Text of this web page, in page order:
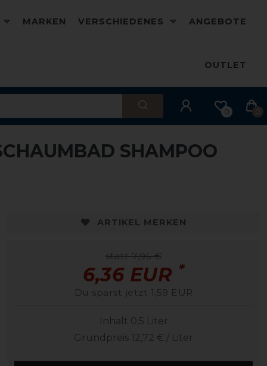
MARKEN VERSCHIEDENES ANGEBOTE
OUTLET
0 0
SHAMPOO
ARTIKEL MERKEN
statt 7,95 €
6,36 EUR *
Du sparst jetzt 1,59 EUR
Inhalt 0,5 Liter
Grundpreis 12,72 € / Liter